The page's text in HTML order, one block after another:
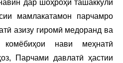
дар шоҳроҳи ташаккули
мамлакатамон парчамро
азизу гиромӣ медоранд ва
нави меҳнатӣ
Парчами давлатӣ ҳастии